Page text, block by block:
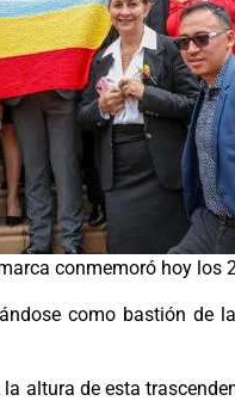
conmemoró hoy los
como bastión de
altura de esta